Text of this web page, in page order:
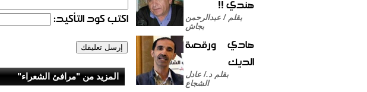
هندي !!
بقلم / عبدالرحمن
بجاش
هادي ورقصة
الديك
بقلم د./ عادل
الشجاع
اكتب كود التأكيد:
المزيد من "مرافئ الشعراء"